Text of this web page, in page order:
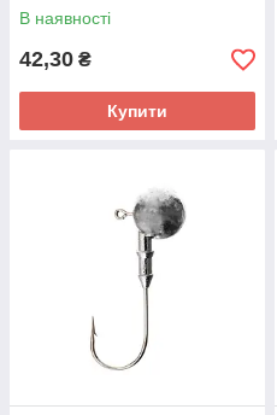
В наявності
42,30 ₴
Купити